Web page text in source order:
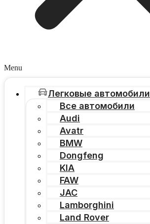
Menu
Легковые автомобили
Все автомобили
Audi
Avatr
BMW
Dongfeng
KIA
FAW
JAC
Lamborghini
Land Rover